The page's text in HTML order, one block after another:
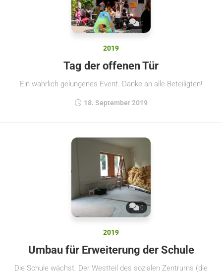
0
2019
Tag der offenen Tür
Ein wahrlich gelungenes Event. Danke an alle Beteiligten!
18. September 2019
0
2019
Umbau für Erweiterung der Schule
Die Schule wächst. Der Westteil des sozialen Zentrums (die